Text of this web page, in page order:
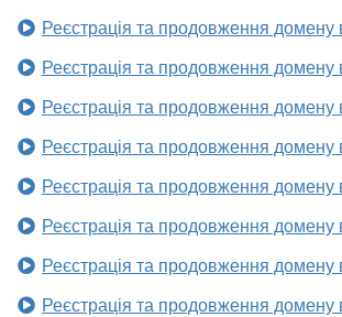
Реєстрація та продовження домену
Реєстрація та продовження домену
Реєстрація та продовження домену
Реєстрація та продовження домену
Реєстрація та продовження домену
Реєстрація та продовження домену
Реєстрація та продовження домену
Реєстрація та продовження домену